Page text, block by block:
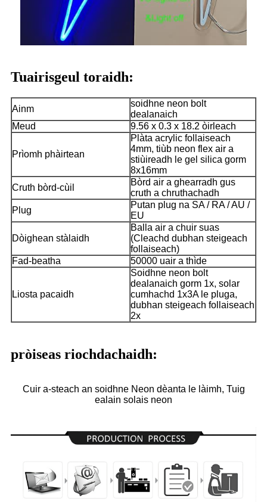
Tuairisgeul toraidh:
Ainm
soidhne neon bolt
dealanaich
Meud
9.56 x 0.3 x 18.2 òirleach
Prìomh phàirtean
Plàta acrylic follaiseach
4mm, tiùb neon flex air a
stiùireadh le gel silica gorm
8x16mm
Cruth bòrd-cùil
Bòrd air a ghearradh gus
cruth a chruthachadh
Plug
Putan plug na SA / RA / AU /
EU
Dòighean stàlaidh
Balla air a chuir suas
(Cleachd dubhan steigeach
follaiseach)
Fad-beatha
50000 uair a thìde
Liosta pacaidh
Soidhne neon bolt
dealanaich gorm 1x, solar
cumhachd 1x3A le pluga,
dubhan steigeach follaiseach
2x
pròiseas riochdachaidh:
Cuir a-steach an soidhne Neon dèanta le làimh, Tuig
ealain solais neon